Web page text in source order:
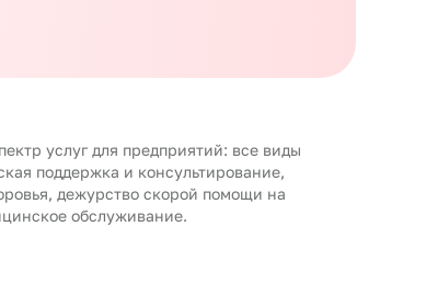
услуг для предприятий: все виды
поддержка и консультирование,
дежурство скорой помощи на
обслуживание.